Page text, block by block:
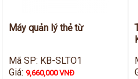
Máy quản lý thẻ từ
Mã SP: KB-SLTO1
Giá:9,660,000 VNĐ